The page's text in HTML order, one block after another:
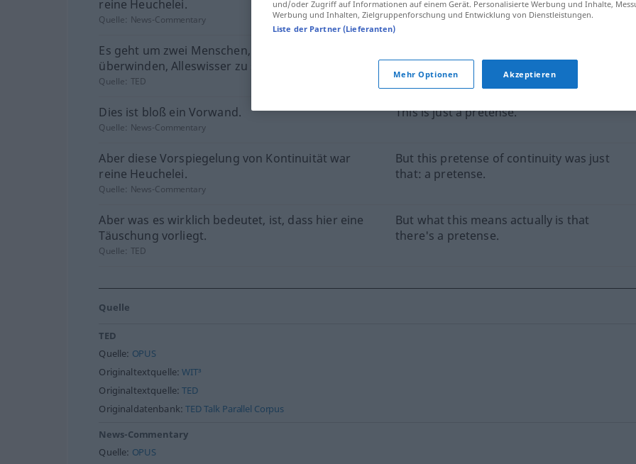
reine Heuchelei.
that: a pretense.
Quelle: News-Commentary
Es geht um zwei Menschen, die die Annahme
überwinden, Alleswisser zu sein.
of being know-it-alls.
Quelle: TED
Dies ist bloß ein Vorwand. This is just a pretense.
Quelle: News-Commentary
Aber diese Vorspiegelung von Kontinuität war
reine Heuchelei.
But this pretense of continuity was just
that: a pretense.
Quelle: News-Commentary
Aber was es wirklich bedeutet, ist, dass hier eine
Täuschung vorliegt.
But what this means actually is that
there's a pretense.
Quelle: TED
Quelle
TED
Quelle: OPUS
Originaltextquelle:WIT³
Originaltextquelle:TED
Originaldatenbank:TED Talk Parallel Corpus
News-Commentary
Quelle: OPUS
und/oder Zugriff auf Informationen auf einem Gerät. Personalisierte Werbung und Inhalte,
Werbung und Inhalten, Zielgruppenforschung und Entwicklung von Dienstleistungen.
Liste der Partner (Lieferanten)
Mehr Optionen Akzeptieren